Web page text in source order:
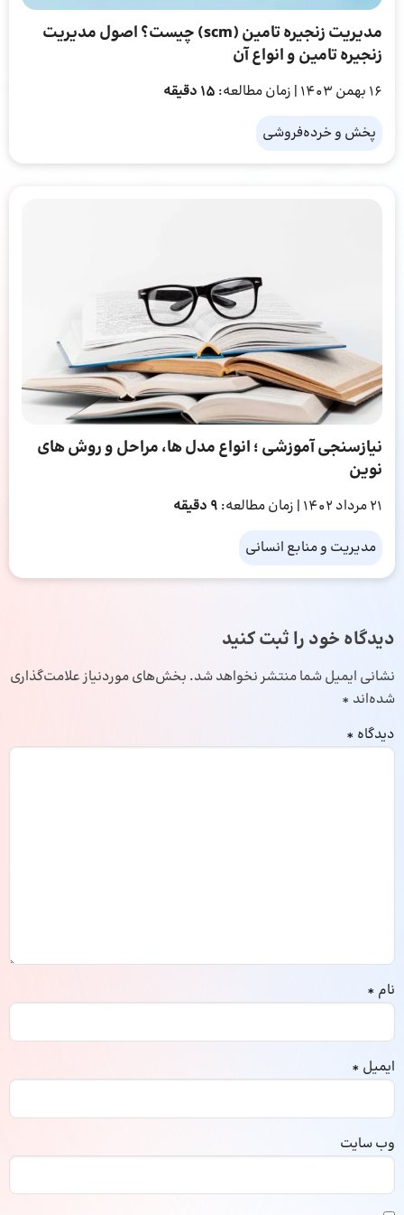
مدیریت زنجیره تامین (scm) چیست؟ اصول مدیریت
زنجیره تامین و انواع آن
16 بهمن 1403 | زمان مطالعه: 15 دقیقه
پخش و خرده‌فروشی
نیازسنجی آموزشی ؛ انواع مدل ها، مراحل و روش های
نوین
21 مرداد 1402 | زمان مطالعه: 9 دقیقه
مدیریت و منابع انسانی
دیدگاه خود را ثبت کنید
نشانی ایمیل شما منتشر نخواهد شد. بخش‌های موردنیاز علامت‌گذاری
شده‌اند *
دیدگاه *
نام *
ایمیل *
وب‌ سایت